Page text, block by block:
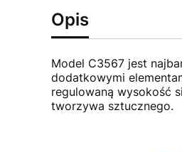
Opis
Model C3567 jest
dodatkowymi
regulowaną wysokość
tworzywa sztucznego.